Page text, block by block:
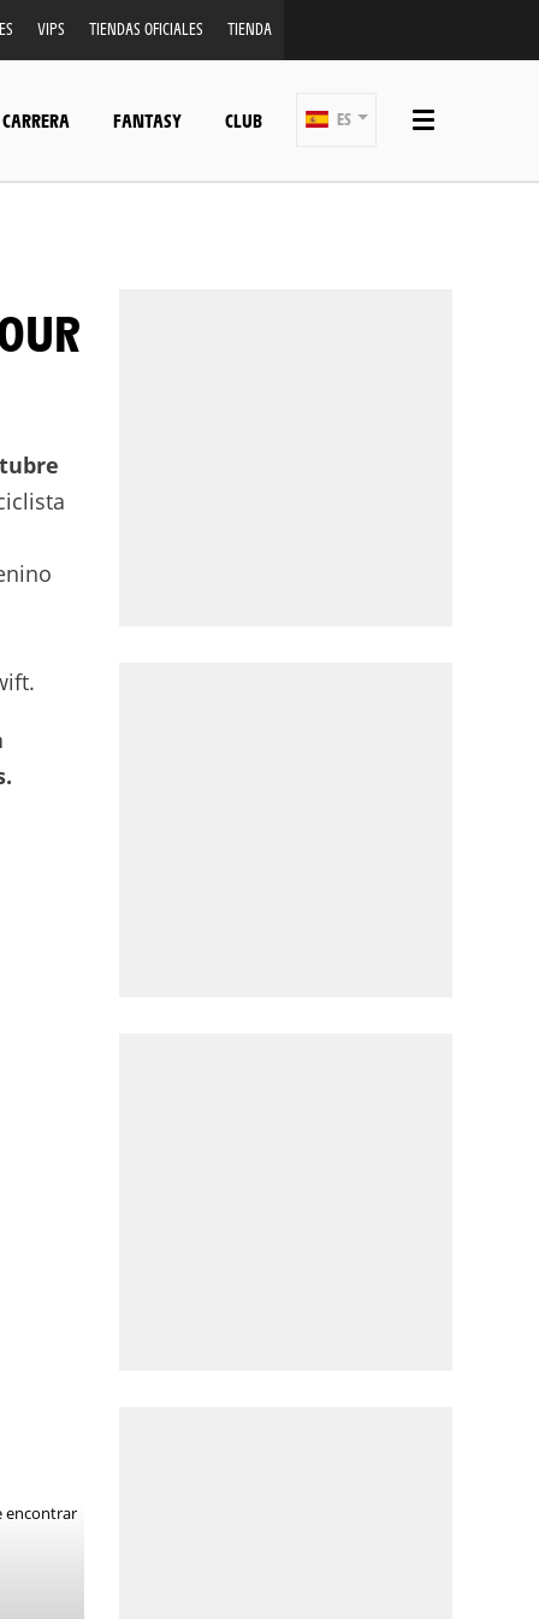
VIPS TIENDAS OFICIALES TIENDA
FANTASY CLUB ES